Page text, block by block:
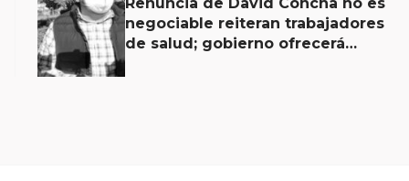
negociable reiteran trabajadores
de salud; gobierno ofrecerá